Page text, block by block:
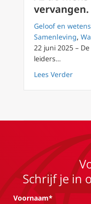
vervangen.
Geloof en
Samenleving,
22 juni 2025 –
leiders…
Lees Verder
Schrijf je in
Voornaam*